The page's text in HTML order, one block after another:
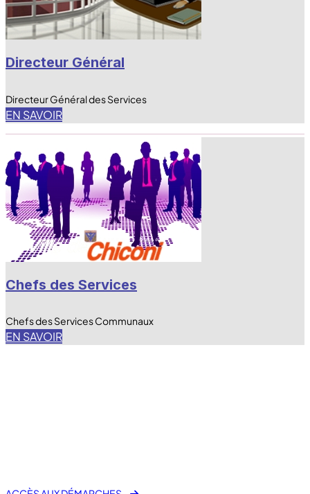
Directeur Général
Directeur Général des Services
EN SAVOIR
Chefs des Services
Chefs des Services Communaux
EN SAVOIR